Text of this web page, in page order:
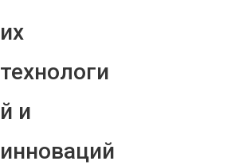
их
технологи
й и
инноваций